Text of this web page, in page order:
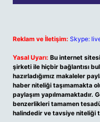
Reklam ve İletişim: Skype:
Yasal Uyarı: Bu internet
şirketi ile hiçbir bağlantısı
hazırladığımız makaleler
haber niteliği taşımamakta
paylaşım yapılmamaktadır.
benzerlikleri tamamen
halindedir ve tavsiye niteliği